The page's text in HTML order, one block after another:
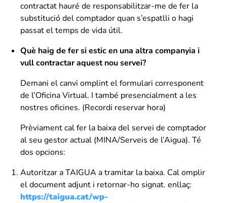
contractat hauré de responsabilitzar-me de fer la
substitució del comptador quan s’espatlli o hagi
passat el temps de vida útil.
Què haig de fer si estic en una altra companyia i
vull contractar aquest nou servei?
Demani el canvi omplint el formulari corresponent
de l’Oficina Virtual. I també presencialment a les
nostres oficines. (Recordi reservar hora)
Prèviament cal fer la baixa del servei de comptador
al seu gestor actual (MINA/Serveis de l’Aigua). Té
dos opcions:
Autoritzar a TAIGUA a tramitar la baixa. Cal omplir
el document adjunt i retornar-ho signat. enllaç:
https://taigua.cat/wp-